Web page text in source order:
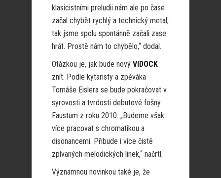
klasicistními preludii nám ale po čase
začal chybět rychlý a technický metal,
tak jsme spolu spontánně začali zase
hrát. Prostě nám to chybělo,“ dodal.
Otázkou je, jak bude nový VIDOCK
znít. Podle kytaristy a zpěváka
Tomáše Eislera se bude pokračovat v
syrovosti a tvrdosti debutové fošny
Faustum z roku 2010. „Budeme však
více pracovat s chromatikou a
disonancemi. Přibude i více čistě
zpívaných melodických linek,“ načrtl.
Významnou novinkou také je, že